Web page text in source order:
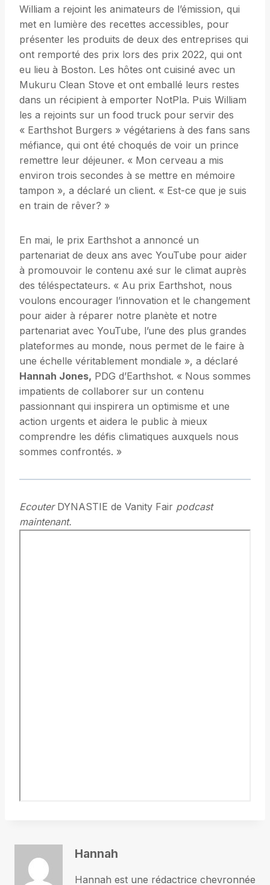
William a rejoint les animateurs de l’émission, qui
met en lumière des recettes accessibles, pour
présenter les produits de deux des entreprises qui
ont remporté des prix lors des prix 2022, qui ont
eu lieu à Boston. Les hôtes ont cuisiné avec un
Mukuru Clean Stove et ont emballé leurs restes
dans un récipient à emporter NotPla. Puis William
les a rejoints sur un food truck pour servir des
« Earthshot Burgers » végétariens à des fans sans
méfiance, qui ont été choqués de voir un prince
remettre leur déjeuner. « Mon cerveau a mis
environ trois secondes à se mettre en mémoire
tampon », a déclaré un client. « Est-ce que je suis
en train de rêver? »
En mai, le prix Earthshot a annoncé un
partenariat de deux ans avec YouTube pour aider
à promouvoir le contenu axé sur le climat auprès
des téléspectateurs. « Au prix Earthshot, nous
voulons encourager l’innovation et le changement
pour aider à réparer notre planète et notre
partenariat avec YouTube, l’une des plus grandes
plateformes au monde, nous permet de le faire à
une échelle véritablement mondiale », a déclaré
Hannah Jones, PDG d’Earthshot. « Nous sommes
impatients de collaborer sur un contenu
passionnant qui inspirera un optimisme et une
action urgents et aidera le public à mieux
comprendre les défis climatiques auxquels nous
sommes confrontés. »
EcouterDYNASTIE de Vanity Fair podcast
maintenant.
Hannah
Hannah est une rédactrice chevronnée